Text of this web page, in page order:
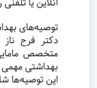
توصیه‌های
دکتر فرح
متخصص
بهداشتی مهمی
این توصیه‌ها